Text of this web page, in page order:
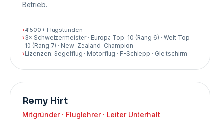
Betrieb.
›4'500+ Flugstunden
›3× Schweizermeister · Europa Top-10 (Rang 6) · Welt Top-
10 (Rang 7) · New-Zealand-Champion
›Lizenzen: Segelflug · Motorflug · F-Schlepp · Gleitschirm
Remy Hirt
Mitgründer · Fluglehrer · Leiter Unterhalt